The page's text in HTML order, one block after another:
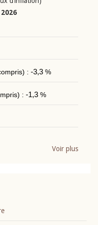
: -3,3%
: -1,3%
Voir plus